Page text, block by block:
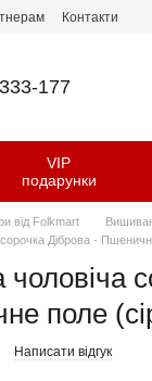
Контакти
177
VIP
подарунки
від Folkmart
Діброва -
поле
Написати відгук